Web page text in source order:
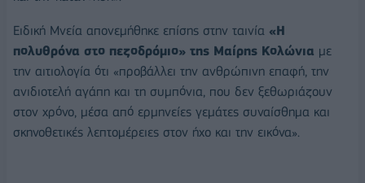
Ειδική Μνεία απονεμήθηκε επίσης στην ταινία «Η
πολυθρόνα στο πεζοδρόμιο» της Μαίρης Κολώνια με
την αιτιολογία ότι «προβάλλει την ανθρώπινη επαφή, την
ανιδιοτελή αγάπη και τη συμπόνια, που δεν ξεθωριάζουν
στον χρόνο, μέσα από ερμηνείες γεμάτες συναίσθημα και
σκηνοθετικές λεπτομέρειες στον ήχο και την εικόνα».